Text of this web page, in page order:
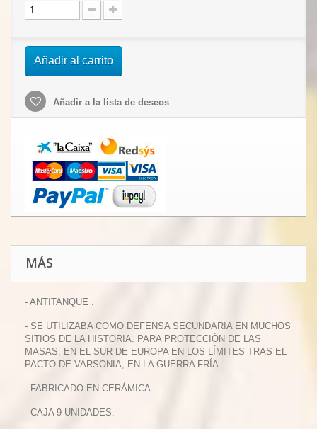
Añadir al carrito
Añadir a la lista de deseos
MÁS
- ANTITANQUE .
- SE UTILIZABA COMO DEFENSA SECUNDARIA EN MUCHOS
SITIOS DE LA HISTORIA. PARA PROTECCIÓN DE LAS
MASAS, EN EL SUR DE EUROPA EN LOS LÍMITES TRAS EL
PACTO DE VARSONIA, EN LA GUERRA FRÍA.
- FABRICADO EN CERÁMICA.
- CAJA 9 UNIDADES.